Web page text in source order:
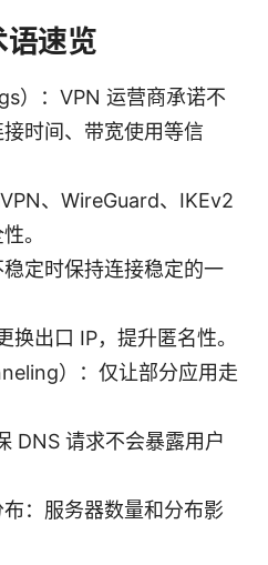
速览
）：VPN 运营商承诺不
时间、带宽使用等信
、WireGuard、IKEv2
。
定时保持连接稳定的一
换出口 IP，提升匿名性。
）：仅让部分应用走
DNS 请求不会暴露用户
：服务器数量和分布影